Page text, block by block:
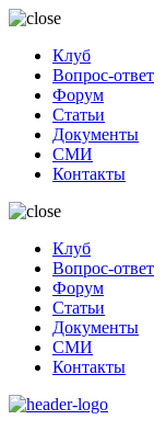
Клуб
Вопрос-ответ
Форум
Статьи
Документы
СМИ
Контакты
Клуб
Вопрос-ответ
Форум
Статьи
Документы
СМИ
Контакты